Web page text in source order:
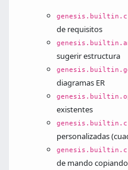
de requisitos
sugerir estructura
diagramas ER
existentes
personalizadas
de mando